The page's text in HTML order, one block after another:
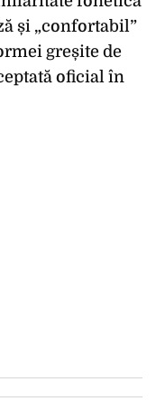
și „confortabil”
greșite de
oficial în